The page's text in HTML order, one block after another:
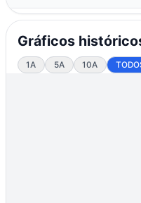
Gráficos
1A 5A 10A